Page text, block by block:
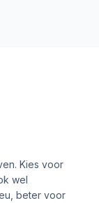
Kies voor
wel
beter voor